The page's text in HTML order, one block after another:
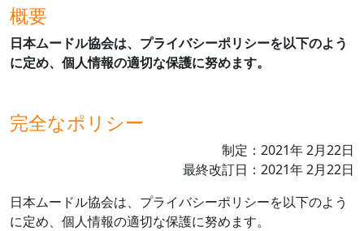
概要
日本ムードル協会は、プライバシーポリシーを以下のよう
に定め、個人情報の適切な保護に努めます。
完全なポリシー
制定： 2021年2月22日
最終改訂日： 2021年2月22日
日本ムードル協会は、プライバシーポリシーを以下のよう
に定め、個人情報の適切な保護に努めます。